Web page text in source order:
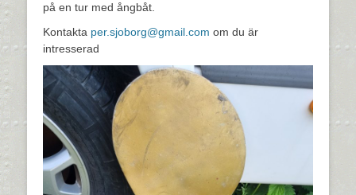
på en tur med ångbåt.
Kontakta per.sjoborg@gmail.com om du är
intresserad